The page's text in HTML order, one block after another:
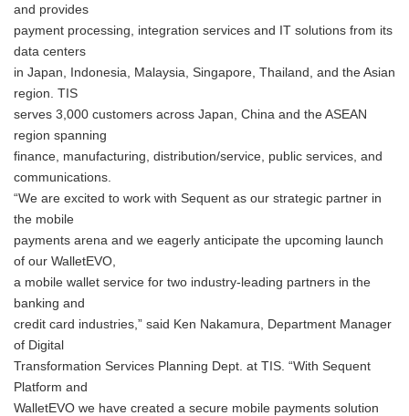
and provides
payment processing, integration services and IT solutions from its
data centers
in Japan, Indonesia, Malaysia, Singapore, Thailand, and the Asian
region. TIS
serves 3,000 customers across Japan, China and the ASEAN
region spanning
finance, manufacturing, distribution/service, public services, and
communications.
“We are excited to work with Sequent as our strategic partner in
the mobile
payments arena and we eagerly anticipate the upcoming launch
of our WalletEVO,
a mobile wallet service for two industry-leading partners in the
banking and
credit card industries,” said Ken Nakamura, Department Manager
of Digital
Transformation Services Planning Dept. at TIS. “With Sequent
Platform and
WalletEVO we have created a secure mobile payments solution